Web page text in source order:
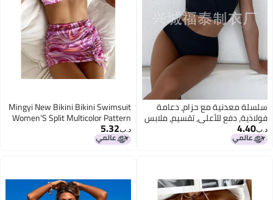
سلسلة معدنية مع حزام، دعامة
فولاذية، دفع للأعلى، تقسيم، ملابس
سباحة للنساء، بيكيني للتصدير
د.ب‏4.40
Mingyi New Bikini Bikini Swimsuit
Women'S Split Multicolor Pattern
Mesh Skirt Three-Piece Set
د.ب‏5.32